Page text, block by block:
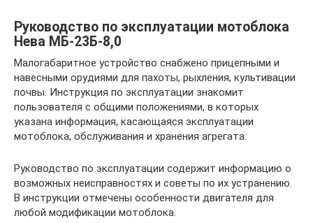
Руководство по эксплуатации мотоблока
Нева МБ-23Б-8,0
Малогабаритное устройство снабжено прицепными и
навесными орудиями для пахоты, рыхления, культивации
почвы. Инструкция по эксплуатации знакомит
пользователя с общими положениями, в которых
указана информация, касающаяся эксплуатации
мотоблока, обслуживания и хранения агрегата.
Руководство по эксплуатации содержит информацию о
возможных неисправностях и советы по их устранению.
В инструкции отмечены особенности двигателя для
любой модификации мотоблока.